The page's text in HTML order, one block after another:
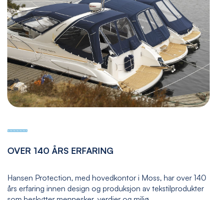
OVER 140 ÅRS ERFARING
Hansen Protection, med hovedkontor i Moss, har over 140
års erfaring innen design og produksjon av tekstilprodukter